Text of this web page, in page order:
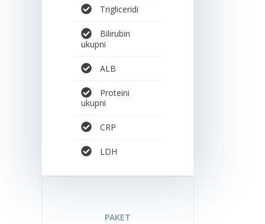
Trigliceridi
Bilirubin
ukupni
ALB
Proteini
ukupni
CRP
LDH
PAKET